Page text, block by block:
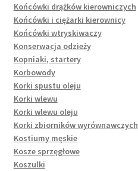
Końcówki drążków kierowniczych
Końcówki i ciężarki kierownicy
Końcówki wtryskiwaczy
Konserwacja odzieży
Kopniaki, startery
Korbowody
Korki spustu oleju
Korki wlewu
Korki wlewu oleju
Korki zbiorników wyrównawczych
Kostiumy męskie
Kosze sprzęgłowe
Koszulki